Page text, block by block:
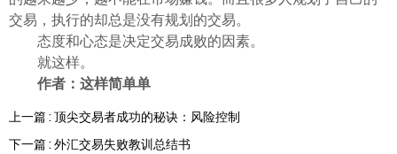
交易，执行的却总是没有规划的交易。
态度和心态是决定交易成败的因素。
就这样。
作者：这样简单单
上一篇 : 顶尖交易者成功的秘诀：风险控制
下一篇 : 外汇交易失败教训总结书